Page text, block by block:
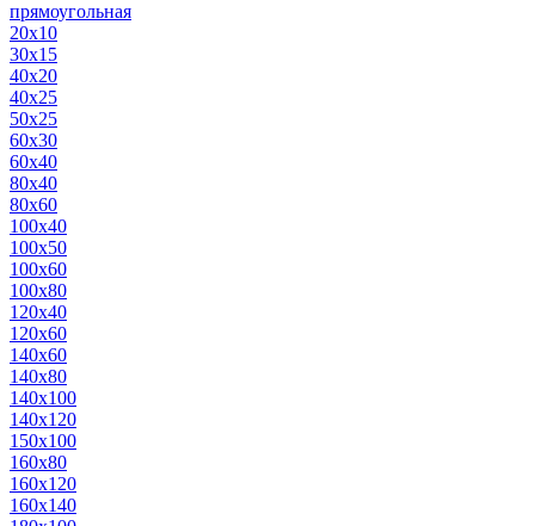
прямоугольная
20х10
30х15
40х20
40х25
50х25
60х30
60х40
80х40
80х60
100х40
100х50
100х60
100х80
120х40
120х60
140х60
140х80
140х100
140х120
150х100
160х80
160х120
160х140